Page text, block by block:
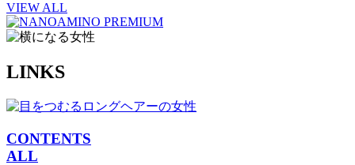
VIEW ALL
LINKS
CONTENTS
ALL